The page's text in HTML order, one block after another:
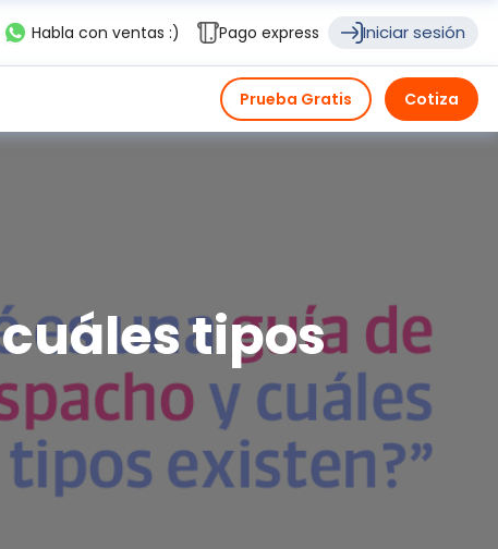
Habla con ventas :) Pago express Iniciar sesión
Prueba Gratis Cotiza
tipos